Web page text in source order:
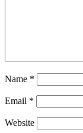
Name *
Email *
Website